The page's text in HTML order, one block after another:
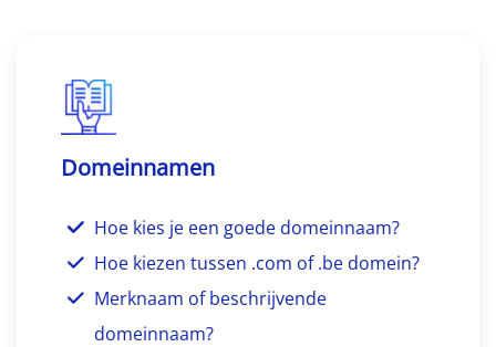
Domeinnamen
Hoe kies je een goede domeinnaam?
Hoe kiezen tussen .com of .be domein?
Merknaam of beschrijvende
domeinnaam?